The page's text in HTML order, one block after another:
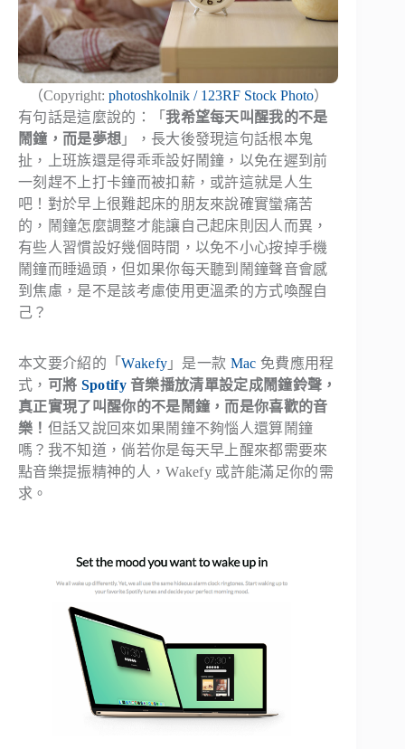
（Copyright: photoshkolnik / 123RF Stock Photo）
有句話是這麼說的：「我希望每天叫醒我的不是
鬧鐘，而是夢想 」，長大後發現這句話根本鬼
扯，上班族還是得乖乖設好鬧鐘，以免在遲到前
一刻趕不上打卡鐘而被扣薪，或許這就是人生
吧！對於早上很難起床的朋友來說確實蠻痛苦
的，鬧鐘怎麼調整才能讓自己起床則因人而異，
有些人習慣設好幾個時間，以免不小心按掉手機
鬧鐘而睡過頭，但如果你每天聽到鬧鐘聲音會感
到焦慮，是不是該考慮使用更溫柔的方式喚醒自
己？
本文要介紹的「Wakefy 」是一款 Mac 免費應用程
式， 可將 Spotify音樂播放清單設定成鬧鐘鈴聲，
真正實現了叫醒你的不是鬧鐘，而是你喜歡的音
樂！ 但話又說回來如果鬧鐘不夠惱人還算鬧鐘
嗎？我不知道，倘若你是每天早上醒來都需要來
點音樂提振精神的人，Wakefy 或許能滿足你的需
求。